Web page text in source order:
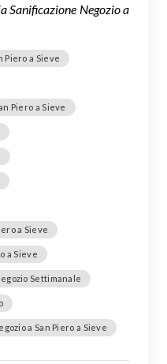
Sanificazione Negozio a
Piero a Sieve
Piero a Sieve
a Sieve
a Sieve
Settimanale
a San Piero a Sieve